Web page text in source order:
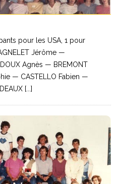
pour les USA, 1 pour
Jérôme —
Agnès — BREMONT
— CASTELLO Fabien —
[...]